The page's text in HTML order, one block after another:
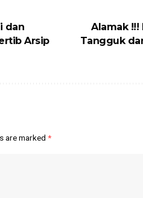
dan
Arsip
Alamak !!!
Tangguk
are marked *